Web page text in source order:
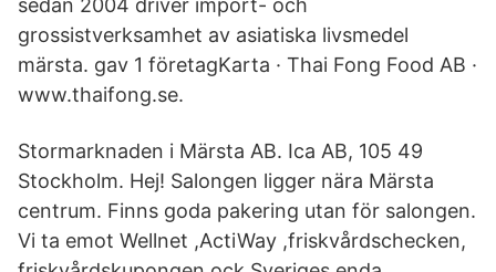
sedan 2004 driver import- och
grossistverksamhet av asiatiska livsmedel
märsta. gav 1 företagKarta · Thai Fong Food AB ·
www.thaifong.se.
Stormarknaden i Märsta AB. Ica AB, 105 49
Stockholm. Hej! Salongen ligger nära Märsta
centrum. Finns goda pakering utan för salongen.
Vi ta emot Wellnet ,ActiWay ,friskvårdschecken,